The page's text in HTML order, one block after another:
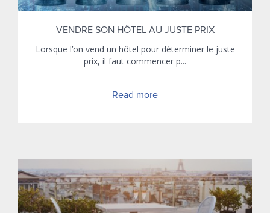
VENDRE SON HÔTEL AU JUSTE PRIX
Lorsque l’on vend un hôtel pour déterminer le juste
prix, il faut commencer p...
Read more